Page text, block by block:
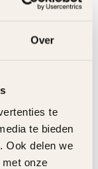
Over
te
te bieden
Ook delen we
onze
NT